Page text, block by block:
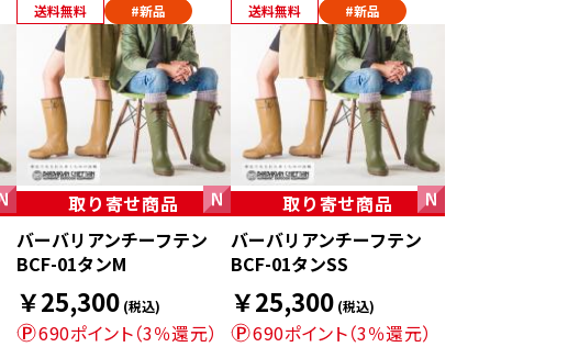
送料無料 #新品 送料無料 #新品
取り寄せ商品
バーバリアンチーフテン
BCF-01タンM
￥25,300 (税込)
690ポイント（3％還元）
取り寄せ商品
バーバリアンチーフテン
BCF-01タンSS
￥25,300 (税込)
690ポイント（3％還元）